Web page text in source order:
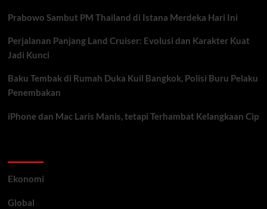
Prabowo Sambut PM Thailand di Istana Merdeka Hari Ini
Perjalanan Panjang Land Cruiser: Evolusi dan Karakter Kuat
Jadi Kunci
Baku Tembak di Rumah Duka Kuil Bangkok, Polisi Buru Pelaku
Penembakan
iPhone dan Mac Laris Manis, tetapi Terhambat Kelangkaan Cip
Ekonomi
Global